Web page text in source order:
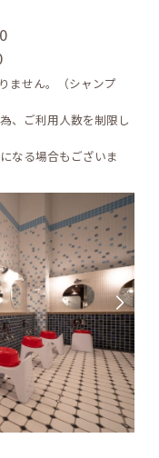
ません。（シャンプ
、ご利用人数を制限し
なる場合もございま